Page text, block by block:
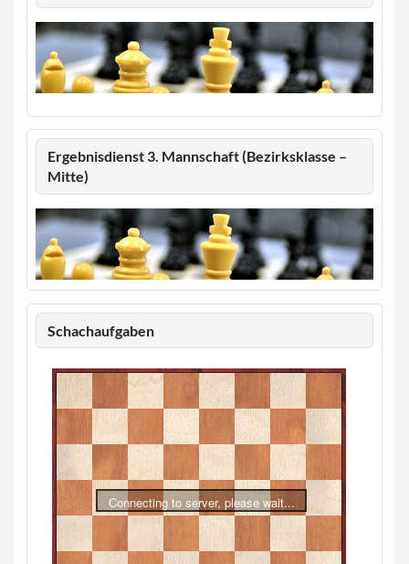
Ergebnisdienst 3. Mannschaft (Bezirksklasse –
Mitte)
Schachaufgaben